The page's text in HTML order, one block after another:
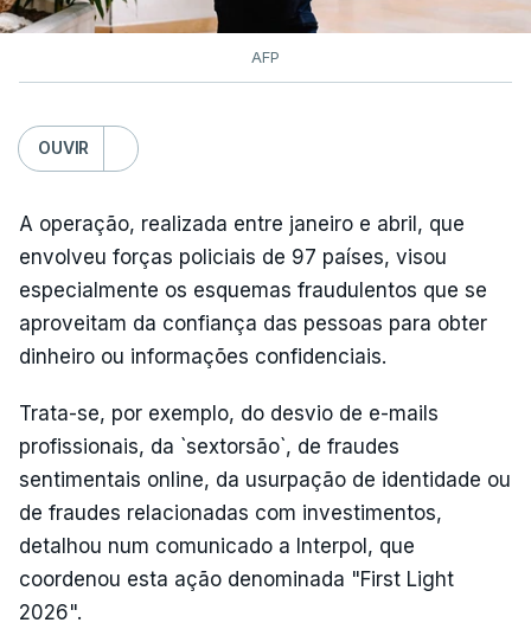
AFP
OUVIR
A operação, realizada entre janeiro e abril, que
envolveu forças policiais de 97 países, visou
especialmente os esquemas fraudulentos que se
aproveitam da confiança das pessoas para obter
dinheiro ou informações confidenciais.
Trata-se, por exemplo, do desvio de e-mails
profissionais, da `sextorsão`, de fraudes
sentimentais online, da usurpação de identidade ou
de fraudes relacionadas com investimentos,
detalhou num comunicado a Interpol, que
coordenou esta ação denominada "First Light
2026".